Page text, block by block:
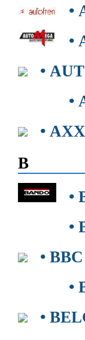
•
•
•
•
•
B
•
•
• BBC
•
•